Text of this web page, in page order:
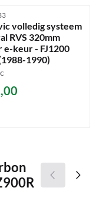
volledig systeem
RVS 320mm
e-keur - FJ1200
1990)